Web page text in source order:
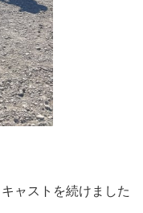
ャストを続けました